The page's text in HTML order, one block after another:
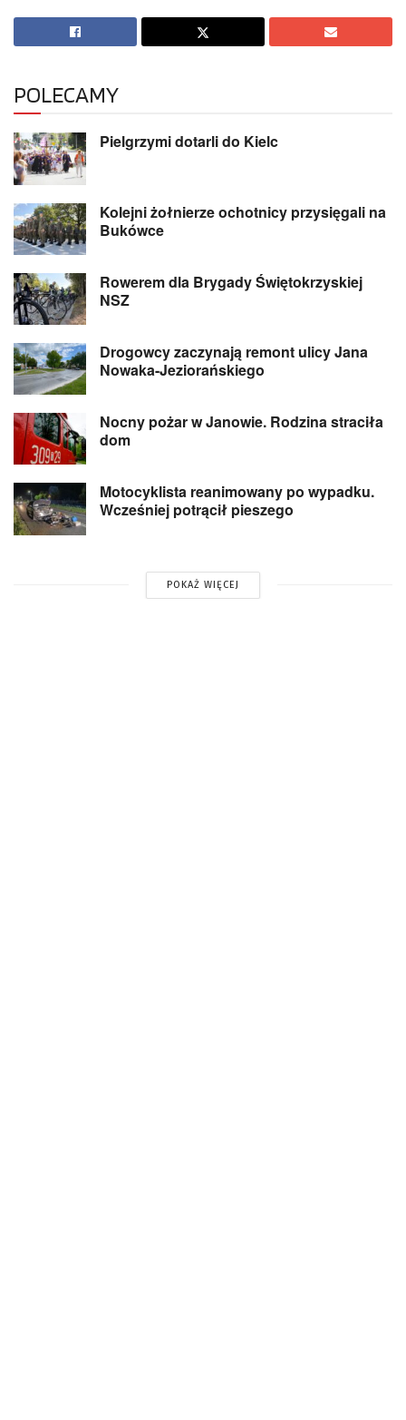
POLECAMY
Pielgrzymi dotarli do Kielc
Kolejni żołnierze ochotnicy przysięgali na
Bukówce
Rowerem dla Brygady Świętokrzyskiej
NSZ
Drogowcy zaczynają remont ulicy Jana
Nowaka-Jeziorańskiego
Nocny pożar w Janowie. Rodzina straciła
dom
Motocyklista reanimowany po wypadku.
Wcześniej potrącił pieszego
POKAŻ WIĘCEJ